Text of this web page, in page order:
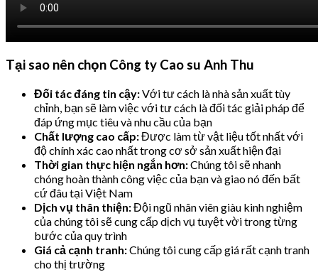
Tại sao nên chọn Công ty Cao su Anh Thu
Đối tác đáng tin cậy:Với tư cách là nhà sản xuất tùy
chỉnh, bạn sẽ làm việc với tư cách là đối tác giải pháp để
đáp ứng mục tiêu và nhu cầu của bạn
Chất lượng cao cấp:Được làm từ vật liệu tốt nhất với
độ chính xác cao nhất trong cơ sở sản xuất hiện đại
Thời gian thực hiện ngắn hơn:Chúng tôi sẽ nhanh
chóng hoàn thành công việc của bạn và giao nó đến bất
cứ đâu tại Việt Nam
Dịch vụ thân thiện:Đội ngũ nhân viên giàu kinh nghiệm
của chúng tôi sẽ cung cấp dịch vụ tuyệt vời trong từng
bước của quy trình
Giá cả cạnh tranh:Chúng tôi cung cấp giá rất cạnh tranh
cho thị trường